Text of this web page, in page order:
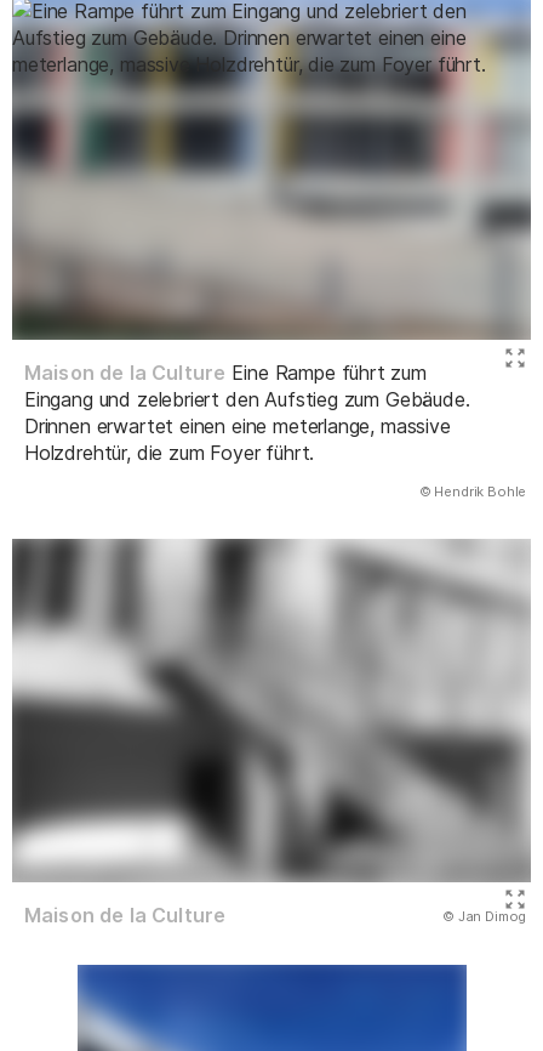
Maison de la Culture Eine Rampe führt zum
Eingang und zelebriert den Aufstieg zum Gebäude.
Drinnen erwartet einen eine meterlange, massive
Holzdrehtür, die zum Foyer führt.
© Hendrik Bohle
Maison de la Culture © Jan Dimog